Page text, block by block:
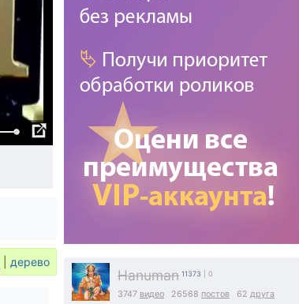
Hanuman 11373 | 0
3747 видео 26568 постов 62 друга
дерево